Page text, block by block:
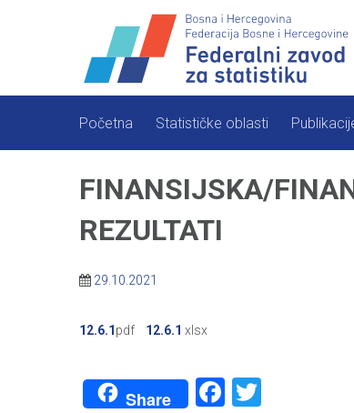
Početna Statističke oblasti
FINANSIJSKA/
REZULTATI
29.10.2021
12.6.1pdf 12.6.1 xlsx
Share Facebook